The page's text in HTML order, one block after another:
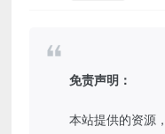
免责声明：
本站提供的资源